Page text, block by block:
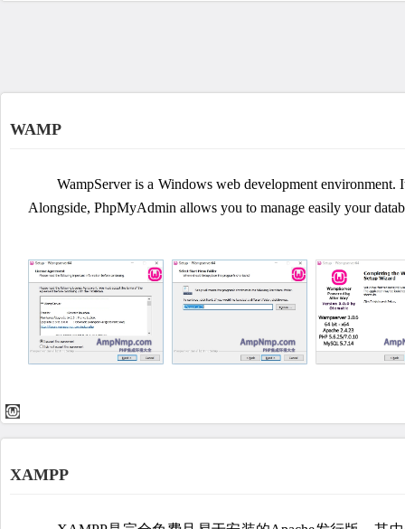
WAMP
WampServer is a Windows web development
Alongside, PhpMyAdmin allows you to manage easily your
XAMPP